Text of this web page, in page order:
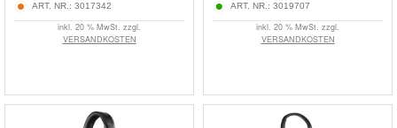
ART. NR.: 3017342
inkl. 20 % MwSt. zzgl.
VERSANDKOSTEN
ART. NR.: 3019707
inkl. 20 % MwSt. zzgl.
VERSANDKOSTEN